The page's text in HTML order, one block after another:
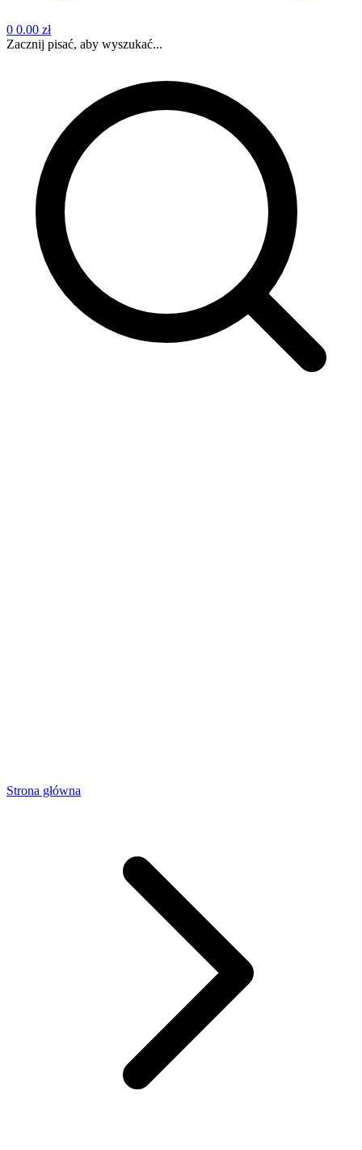
0 0.00 zł
Zacznij pisać, aby wyszukać...
Strona główna